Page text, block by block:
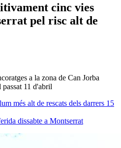
cinc vies
pel risc alt de
a la zona de Can Jorba
11 d'abril
més alt de rescats dels darrers 15
dissabte a Montserrat